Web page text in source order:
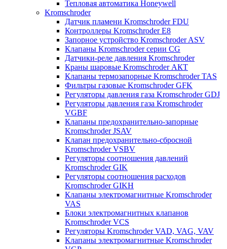
Тепловая автоматика Honeywell
Kromschroder
Датчик пламени Kromschroder FDU
Контроллеры Kromschroder E8
Запорное устройство Kromschroder ASV
Клапаны Kromschroder серии CG
Датчики-реле давления Kromschroder
Краны шаровые Kromschroder АКТ
Клапаны термозапорные Kromschroder TAS
Фильтры газовые Kromschroder GFK
Регуляторы давления газа Kromschroder GDJ
Регуляторы давления газа Kromschroder
VGBF
Клапаны предохранительно-запорные
Kromschroder JSAV
Клапан предохранительно-сбросной
Kromschroder VSBV
Регуляторы соотношения давлений
Kromschroder GIK
Регуляторы соотношения расходов
Kromschroder GIKH
Клапаны электромагнитные Kromschroder
VAS
Блоки электромагнитных клапанов
Kromschroder VCS
Регуляторы Kromschroder VAD, VAG, VAV
Клапаны электромагнитные Kromschroder